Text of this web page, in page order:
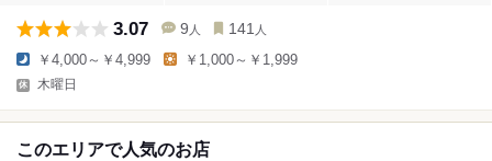
3.07 9 人 141 人
￥4,000～￥4,999 ￥1,000～￥1,999
木曜日
このエリアで人気のお店